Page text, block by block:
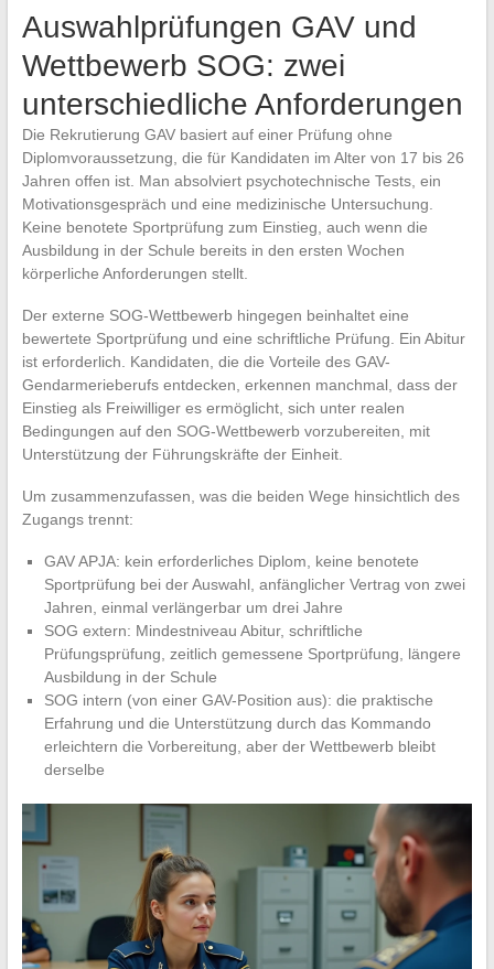
Auswahlprüfungen GAV und
Wettbewerb SOG: zwei
unterschiedliche Anforderungen
Die Rekrutierung GAV basiert auf einer Prüfung ohne
Diplomvoraussetzung, die für Kandidaten im Alter von 17 bis 26
Jahren offen ist. Man absolviert psychotechnische Tests, ein
Motivationsgespräch und eine medizinische Untersuchung.
Keine benotete Sportprüfung zum Einstieg, auch wenn die
Ausbildung in der Schule bereits in den ersten Wochen
körperliche Anforderungen stellt.
Der externe SOG-Wettbewerb hingegen beinhaltet eine
bewertete Sportprüfung und eine schriftliche Prüfung. Ein Abitur
ist erforderlich. Kandidaten, die die Vorteile des GAV-
Gendarmerieberufs entdecken, erkennen manchmal, dass der
Einstieg als Freiwilliger es ermöglicht, sich unter realen
Bedingungen auf den SOG-Wettbewerb vorzubereiten, mit
Unterstützung der Führungskräfte der Einheit.
Um zusammenzufassen, was die beiden Wege hinsichtlich des
Zugangs trennt:
GAV APJA: kein erforderliches Diplom, keine benotete
Sportprüfung bei der Auswahl, anfänglicher Vertrag von zwei
Jahren, einmal verlängerbar um drei Jahre
SOG extern: Mindestniveau Abitur, schriftliche
Prüfungsprüfung, zeitlich gemessene Sportprüfung, längere
Ausbildung in der Schule
SOG intern (von einer GAV-Position aus): die praktische
Erfahrung und die Unterstützung durch das Kommando
erleichtern die Vorbereitung, aber der Wettbewerb bleibt
derselbe